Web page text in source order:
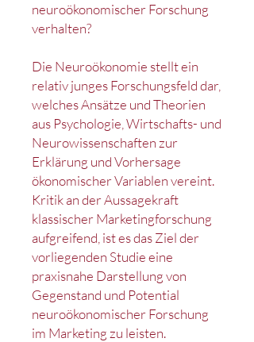
neuroökonomischer Forschung
verhalten?
Die Neuroökonomie stellt ein
relativ junges Forschungsfeld dar,
welches Ansätze und Theorien
aus Psychologie, Wirtschafts- und
Neurowissenschaften zur
Erklärung und Vorhersage
ökonomischer Variablen vereint.
Kritik an der Aussagekraft
klassischer Marketingforschung
aufgreifend, ist es das Ziel der
vorliegenden Studie eine
praxisnahe Darstellung von
Gegenstand und Potential
neuroökonomischer Forschung
im Marketing zu leisten.